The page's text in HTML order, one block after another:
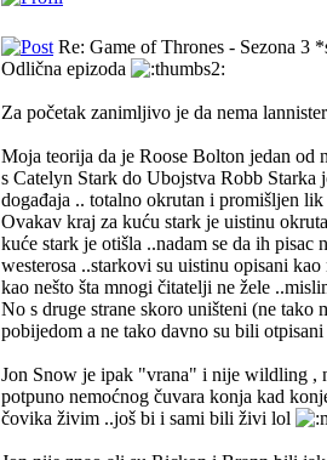
Re: Game of Thrones - Sezona 3
Odlična epizoda
Za početak zanimljivo je da nema
Moja teorija da je Roose Bolton jedan od
s Catelyn Stark do Ubojstva Robb Starka
događaja .. totalno okrutan i promišljen lik
Ovakav kraj za kuću stark je uistinu
kuće stark je otišla ..nadam se da ih
westerosa ..starkovi su uistinu opisani
kao nešto šta mnogi čitatelji ne žele
No s druge strane skoro uništeni (ne tako
pobijedom a ne tako davno su bili
Jon Snow je ipak "vrana" i nije wildling ,
potpuno nemoćnog čuvara konja kad
čovika živim ..još bi i sami bili živi lol